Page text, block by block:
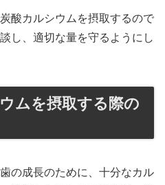
酸カルシウムを摂取するので
し、適切な量を守るようにし
ムを摂取する際の
の成長のために、十分なカル